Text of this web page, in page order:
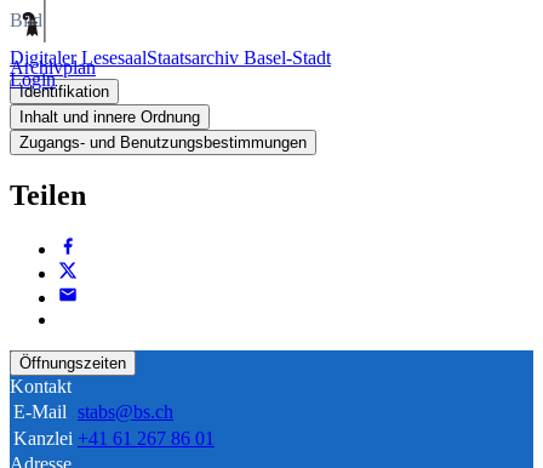
Digitaler LesesaalStaatsarchiv Basel-Stadt
Login
Bild
Archivplan
Identifikation
Inhalt und innere Ordnung
Zugangs- und Benutzungsbestimmungen
Teilen
Öffnungszeiten
Kontakt
E-Mail stabs@bs.ch
Kanzlei +41 61 267 86 01